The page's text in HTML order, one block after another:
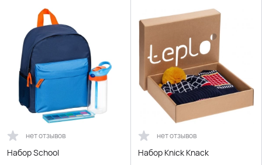
нет отзывов
Набор School
нет отзывов
Набор Knick Knack